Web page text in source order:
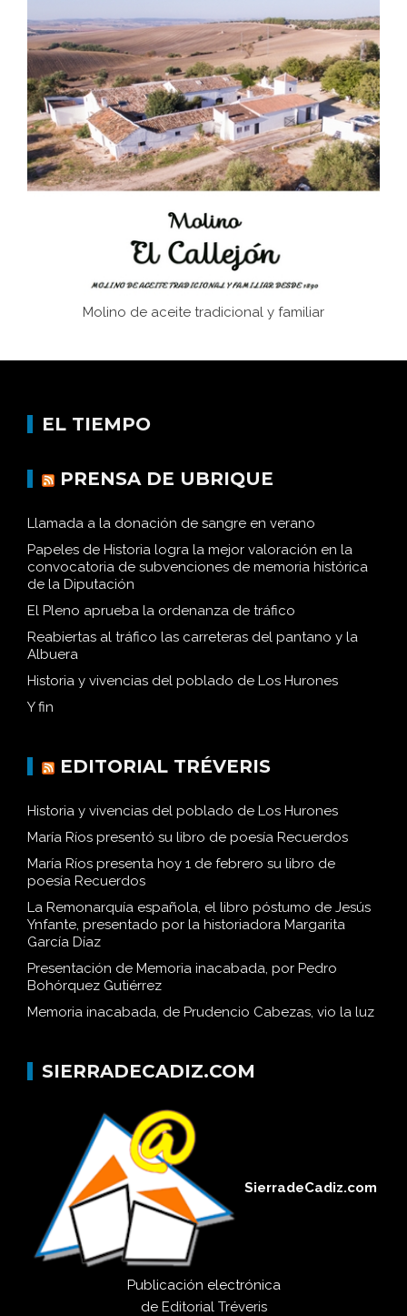
Bornos
El Frente Popular. Ubrique, febrero-julio 1936
Juntar las letras. La alfabetización en el campo: del
afán de saber a la autogestión
Historia y vivencias del poblado de Los Hurones
Molino de aceite tradicional y familiar
EL TIEMPO
PRENSA DE UBRIQUE
Llamada a la donación de sangre en verano
Papeles de Historia logra la mejor valoración en la
convocatoria de subvenciones de memoria histórica
de la Diputación
El Pleno aprueba la ordenanza de tráfico
Reabiertas al tráfico las carreteras del pantano y la
Albuera
Historia y vivencias del poblado de Los Hurones
Y fin
EDITORIAL TRÉVERIS
Historia y vivencias del poblado de Los Hurones
María Ríos presentó su libro de poesía Recuerdos
María Ríos presenta hoy 1 de febrero su libro de
poesía Recuerdos
La Remonarquía española, el libro póstumo de Jesús
Ynfante, presentado por la historiadora Margarita
García Díaz
Presentación de Memoria inacabada, por Pedro
Bohórquez Gutiérrez
Memoria inacabada, de Prudencio Cabezas, vio la luz
SIERRADECADIZ.COM
SierradeCadiz.com
Publicación electrónica
de Editorial Tréveris